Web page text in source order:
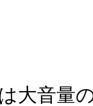
大音量